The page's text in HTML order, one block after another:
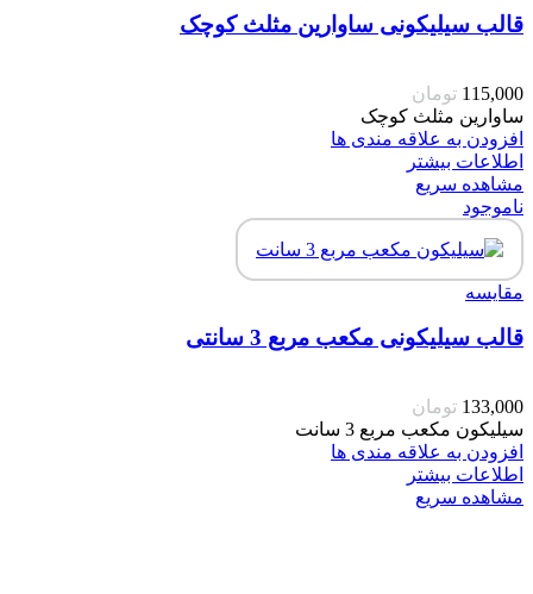
قالب سیلیکونی ساوارین مثلث کوچک
115,000 تومان
ساوارین مثلث کوچک
افزودن به علاقه مندی ها
اطلاعات بیشتر
مشاهده سریع
ناموجود
مقایسه
قالب سیلیکونی مکعب مربع 3 سانتی
133,000 تومان
سیلیکون مکعب مربع 3 سانت
افزودن به علاقه مندی ها
اطلاعات بیشتر
مشاهده سریع